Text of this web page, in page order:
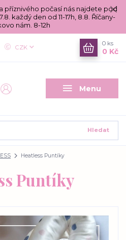
příznivého počasí nás najdete pod
každý den od 11-17h, 8.8. Říčany-
nám. 8-12h
Menu
CZK
Hledat
0 ks
0 Kč
Heatless Puntíky
Puntíky